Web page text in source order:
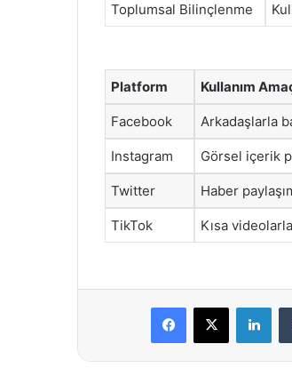
Toplumsal Bilinçlenme
Platform Kullanım
Facebook Arkadaşlarla
Instagram Görsel içerik
Twitter Haber
TikTok Kısa
Facebook
X